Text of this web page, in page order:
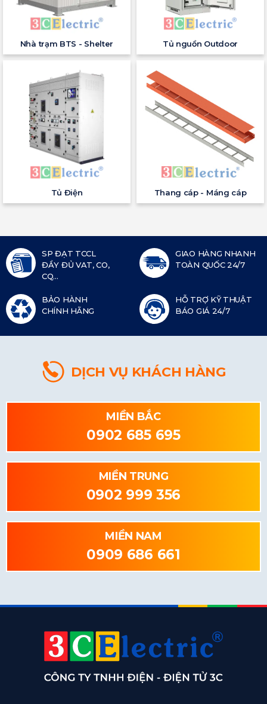
Nhà trạm BTS - Shelter Tủ nguồn Outdoor
Tủ Điện Thang cáp - Máng cáp
SP ĐẠT TCCL
ĐẦY ĐỦ VAT, CO,
CQ...
GIAO HÀNG NHANH
TOÀN QUỐC 24/7
BẢO HÀNH
CHÍNH HÃNG
HỖ TRỢ KỸ THUẬT
BÁO GIÁ 24/7
DỊCH VỤ KHÁCH HÀNG
MIỀN BẮC
0902 685 695
MIỀN TRUNG
0902 999 356
MIỀN NAM
0909 686 661